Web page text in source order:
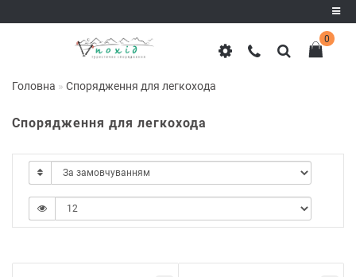
Реєстрація
0
Головна Спорядження для легкохода
Спорядження для легкохода